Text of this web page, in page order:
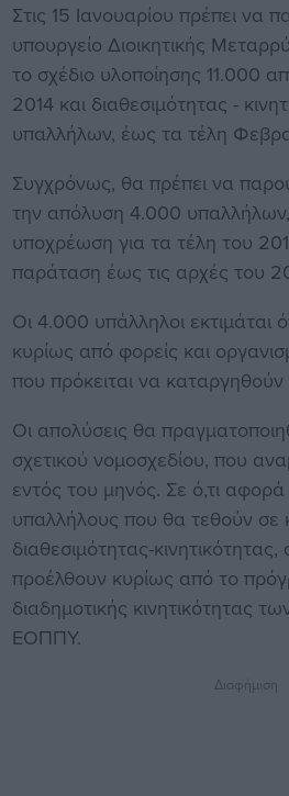
Στις 15 Ιανουαρίου πρέπει να
υπουργείο Διοικητικής
το σχέδιο υλοποίησης 11.000
2014 και διαθεσιμότητας -
υπαλλήλων, έως τα τέλη
Συγχρόνως, θα πρέπει να
την απόλυση 4.000
υποχρέωση για τα τέλη του
παράταση έως τις αρχές του
Οι 4.000 υπάλληλοι εκτιμάται
κυρίως από φορείς και
που πρόκειται να
Οι απολύσεις θα
σχετικού νομοσχεδίου, που
εντός του μηνός. Σε ό,τι
υπαλλήλους που θα τεθούν σε
διαθεσιμότητας-
προέλθουν κυρίως από το
διαδημοτικής κινητικότητας
ΕΟΠΠΥ.
Διαφήμιση